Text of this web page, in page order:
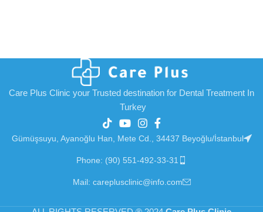
Care Plus Clinic your Trusted destination for Dental Treatment In
Turkey
Gümüşsuyu, Ayanoğlu Han, Mete Cd., 34437 Beyoğlu/İstanbul
Phone: (90) 551-492-33-31
Mail: careplusclinic@info.com